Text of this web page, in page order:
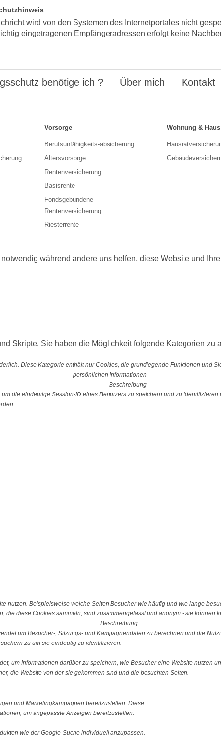
wird von den Systemen des Internetportales nicht
eingetragenen Empfängeradressen erfolgt keine
benötige ich ? Über mich Kontakt
Vorsorge
Berufs­unfähigkeits-absicherung
Altersvorsorge
Rentenversicherung
Basisrente
Fondsgebundene
Rentenversicherung
Riesterrente
Wohnung & Haus
während andere uns helfen, diese Website und
Skripte. Sie haben die Möglichkeit folgende Kategorien zu
Diese Kategorie enthält nur Cookies, die grundlegende Funktionen und
persönlichen Informationen.
Beschreibung
die eindeutige Session-ID eines Benutzers zu speichern und zu
nutzen. Beispielsweise welche Seiten Besucher wie häufig und wie lange
die diese Cookies sammeln, sind zusammengefasst und anonym - sie können
Beschreibung
um Besucher-, Sitzungs- und Kampagnendaten zu berechnen und die
zu um sie eindeutig zu identifizieren.
um Informationen darüber zu speichern, wie Besucher eine Website nutzen
die Website von der sie gekommen sind und die besuchten Seiten.
und Marketingkampagnen bereitzustellen. Diese
um angepasste Anzeigen bereitzustellen.
wie der Google-Suche individuell anzupassen.